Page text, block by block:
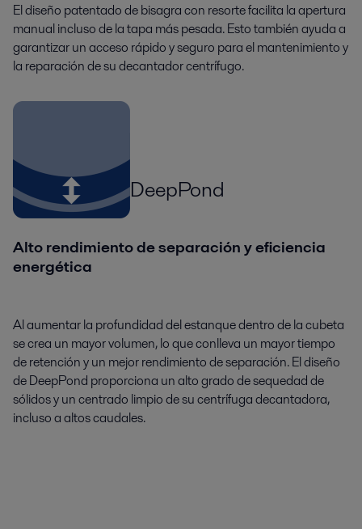
El diseño patentado de bisagra con resorte facilita la apertura
manual incluso de la tapa más pesada. Esto también ayuda a
garantizar un acceso rápido y seguro para el mantenimiento y
la reparación de su decantador centrífugo.
DeepPond
Alto rendimiento de separación y eficiencia
energética
Al aumentar la profundidad del estanque dentro de la cubeta
se crea un mayor volumen, lo que conlleva un mayor tiempo
de retención y un mejor rendimiento de separación. El diseño
de DeepPond proporciona un alto grado de sequedad de
sólidos y un centrado limpio de su centrífuga decantadora,
incluso a altos caudales.